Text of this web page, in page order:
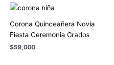
Corona Quinceañera Novia
Fiesta Ceremonia Grados
$59,000